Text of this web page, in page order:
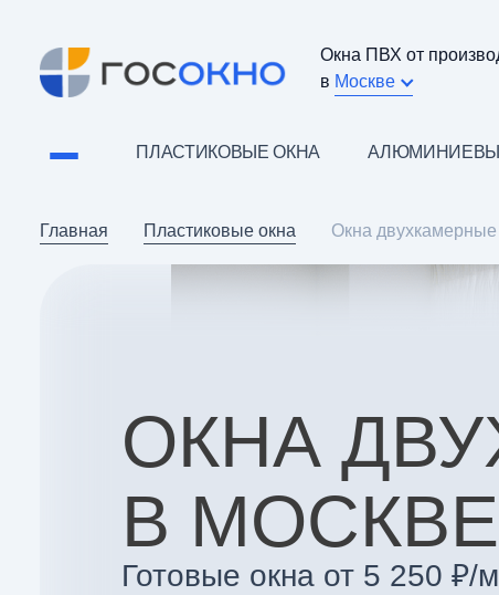
Окна ПВХ от
в Москве
ПЛАСТИКОВЫЕ ОКНА
Главная Пластиковые окна Окна двухкамерные
ОКНА
В МОСКВЕ
Готовые окна от 5 250 ₽/м